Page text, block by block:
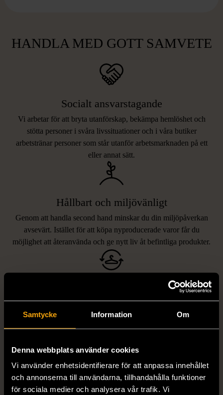
Samtycke Information Om
Denna webbplats använder cookies
Vi använder enhetsidentifierare för att anpassa innehållet
och annonserna till användarna, tillhandahålla funktioner
för sociala medier och analysera vår trafik. Vi
HANDLA MED GOTT SAMVETE
Socialt ansvarstagande
Vi arbetar för att bryta utanförskap, bekämpa hemlöshet och
stötta personer i svåra livssituationer och i våra butiker
arbetstränar personer som står utanför arbetsmarknaden på ett
eller annat sätt.
Hållbart och miljövänligt
Genom att handla second hand minskar du din miljöpåverkan
avsevärt. Istället för att köpa nyproducerade varor får du
möjlighet att återanvända och ge nytt liv åt befintliga produkter.
till böcker och elektronik i våra butiker. Du har chansen att hitta
unika och originella föremål som inte finns i vanliga butiker.
LIKNANDE PRODUKTER
Hitta produkter som påminner om denna